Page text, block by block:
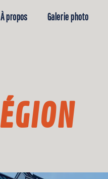
À propos Galerie photo